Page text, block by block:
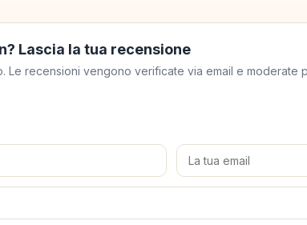
Lascia la tua recensione
Le recensioni vengono verificate via email e moderate